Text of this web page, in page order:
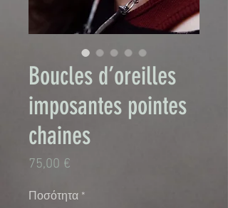
Boucles d’oreilles
imposantes pointes
chaines
75,00 €
Ποσότητα *